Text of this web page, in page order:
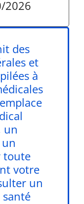
2026
des
et
à
un
toute
votre
un